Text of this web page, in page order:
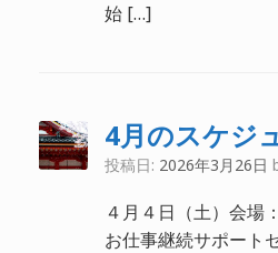
始 […]
4月のスケジ
投稿日: 2026年3月26日
４月４日（土）会場
お仕事継続サポート